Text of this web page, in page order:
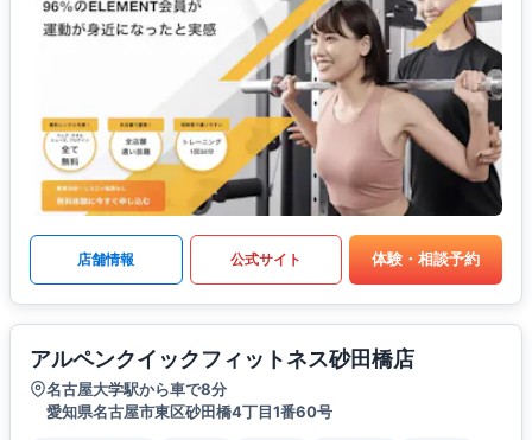
店舗情報 公式サイト 体験・相談予約
アルペンクイックフィットネス砂田橋店
名古屋大学駅から車で8分
愛知県名古屋市東区砂田橋4丁目1番60号